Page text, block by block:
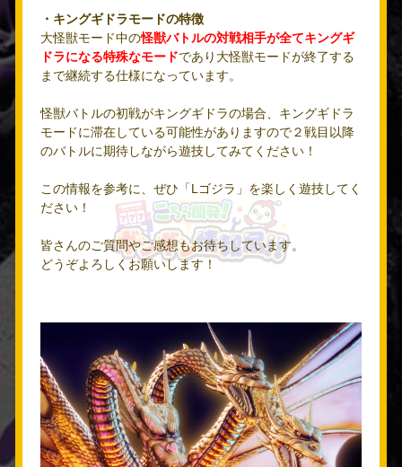
・キングギドラモードの特徴
大怪獣モード中の怪獣バトルの対戦相手が全てキングギ
ドラになる特殊なモードであり大怪獣モードが終了する
まで継続する仕様になっています。
怪獣バトルの初戦がキングギドラの場合、キングギドラ
モードに滞在している可能性がありますので２戦目以降
のバトルに期待しながら遊技してみてください！
この情報を参考に、ぜひ「Lゴジラ」を楽しく遊技してく
ださい！
皆さんのご質問やご感想もお待ちしています。
どうぞよろしくお願いします！